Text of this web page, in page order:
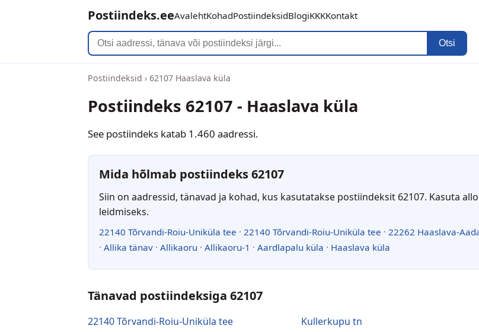
Postiindeks.eeAvalehtKohadPostiindeksidBlogiKKKKontakt
Otsi
Postiindeksid › 62107 Haaslava küla
Postiindeks 62107 - Haaslava küla
See postiindeks katab 1.460 aadressi.
Mida hõlmab postiindeks 62107
Siin on aadressid, tänavad ja kohad, kus kasutatakse postiindeksit 62107. Kasuta
leidmiseks.
22140 Tõrvandi-Roiu-Uniküla tee · 22140 Tõrvandi-Roiu-Uniküla tee · 22262 Haaslava-
· Allika tänav · Allikaoru · Allikaoru-1 · Aardlapalu küla · Haaslava küla
Tänavad postiindeksiga 62107
22140 Tõrvandi-Roiu-Uniküla tee
Kullerkupu tn